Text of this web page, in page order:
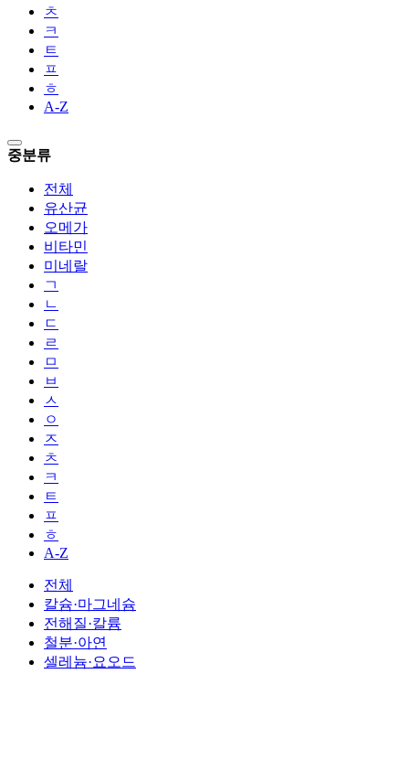
ㅊ
ㅋ
ㅌ
ㅍ
ㅎ
A-Z
중분류
전체
유산균
오메가
비타민
미네랄
ㄱ
ㄴ
ㄷ
ㄹ
ㅁ
ㅂ
ㅅ
ㅇ
ㅈ
ㅊ
ㅋ
ㅌ
ㅍ
ㅎ
A-Z
전체
칼슘·마그네슘
전해질·칼륨
철분·아연
셀레늄·요오드